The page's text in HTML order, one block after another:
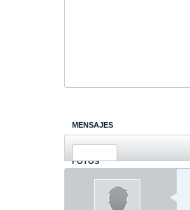
MENSAJES
ÚLTIMA ACTIVIDAD
FOTOS